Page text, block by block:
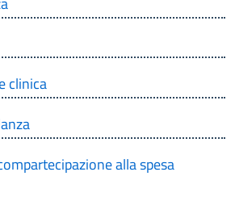
clinica
alla spesa